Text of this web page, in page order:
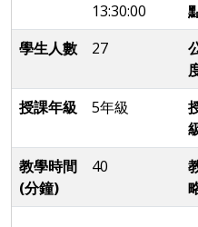
13:30:00
學生人數
27
授課年級 5年級
教學時間
(分鐘)
40